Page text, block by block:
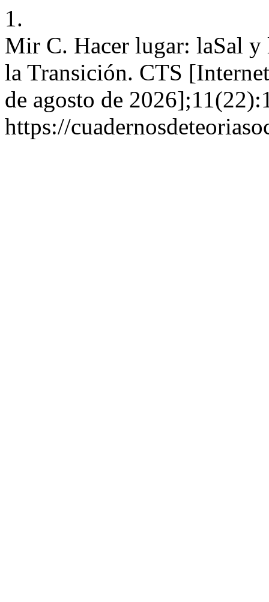
1.
Mir C. Hacer lugar: laSal y
la Transición. CTS
de agosto de
https://